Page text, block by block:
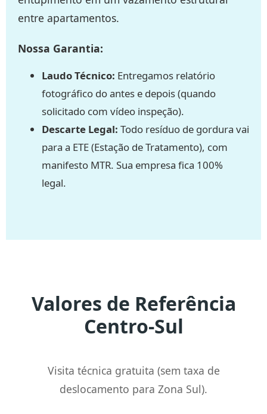
entre apartamentos.
Nossa Garantia:
Laudo Técnico: Entregamos relatório
fotográfico do antes e depois (quando
solicitado com vídeo inspeção).
Descarte Legal: Todo resíduo de gordura vai
para a ETE (Estação de Tratamento), com
manifesto MTR. Sua empresa fica 100%
legal.
Valores de Referência
Centro-Sul
Visita técnica gratuita (sem taxa de
deslocamento para Zona Sul).